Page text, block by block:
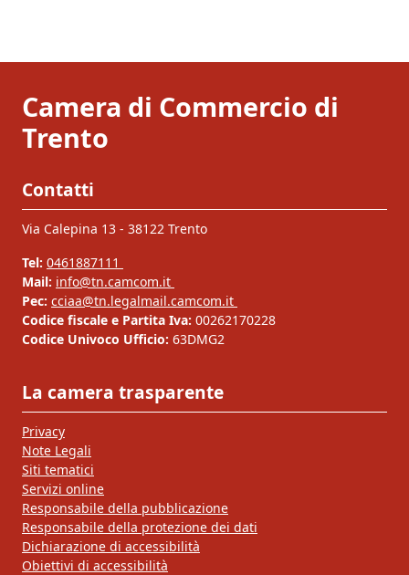
Camera di Commercio di
Trento
Contatti
Via Calepina 13 - 38122 Trento
Tel: 0461887111
Mail: info@tn.camcom.it
Pec: cciaa@tn.legalmail.camcom.it
Codice fiscale e Partita Iva: 00262170228
Codice Univoco Ufficio: 63DMG2
La camera trasparente
Privacy
Note Legali
Siti tematici
Servizi online
Responsabile della pubblicazione
Responsabile della protezione dei dati
Dichiarazione di accessibilità
Obiettivi di accessibilità